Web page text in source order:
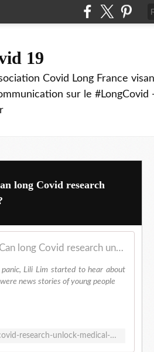
19
Covid Long France
sur le
long Covid research
Can long Covid research unlock other great medical mysteries of our time?
Lili Lim started to hear about
news stories of young people
https://www.theguardian.com/society/2022/oct/17/long-covid-research-unlock-medical-mysteries